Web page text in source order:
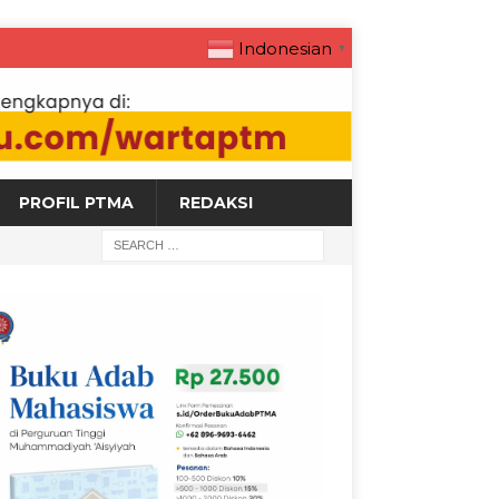
Indonesian ▼
PROFIL PTMA REDAKSI